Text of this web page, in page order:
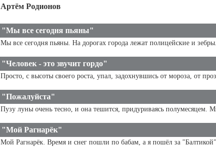
Артём Родионов
"Мы все сегодня пьяны"
Мы все сегодня пьяны. На дорогах города лежат полицейские и
"Человек - это звучит гордо"
Просто, с высоты своего роста, упал, задохнувшись от мороза, от
"Пожалуйста"
Пузу луны очень тесно, и она тешится, придуриваясь полумесяцем.
"Мой Рагнарёк"
Мой Рагнарёк. Время и снег пошли по бабам, а я пошёл за